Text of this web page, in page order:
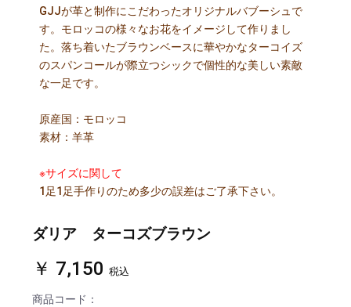
GJJが革と制作にこだわったオリジナルバブーシュで
す。モロッコの様々なお花をイメージして作りまし
た。落ち着いたブラウンベースに華やかなターコイズ
のスパンコールが際立つシックで個性的な美しい素敵
な一足です。
原産国：モロッコ
素材：羊革
※サイズに関して
1足1足手作りのため多少の誤差はご了承下さい。
ダリア ターコズブラウン
￥ 7,150 税込
商品コード：